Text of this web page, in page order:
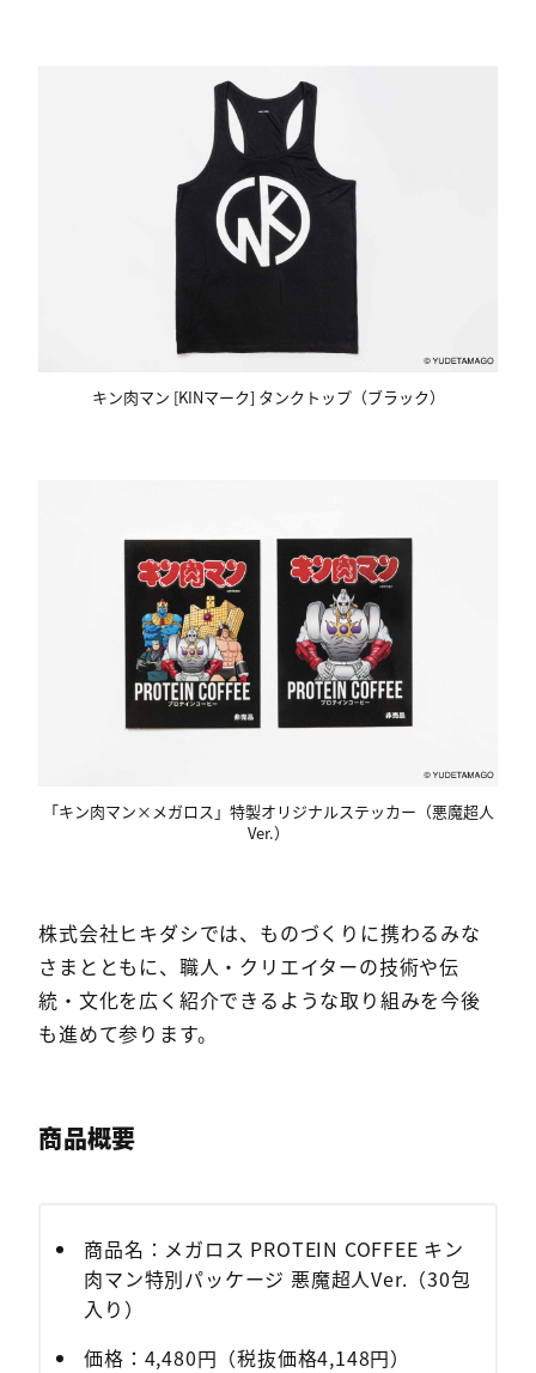
キン肉マン [KINマーク] タンクトップ（ブラック）
「キン肉マン×メガロス」特製オリジナルステッカー（悪魔超人
Ver.）
株式会社ヒキダシでは、ものづくりに携わるみな
さまとともに、職人・クリエイターの技術や伝
統・文化を広く紹介できるような取り組みを今後
も進めて参ります。
商品概要
商品名：メガロス PROTEIN COFFEE キン
肉マン特別パッケージ 悪魔超人Ver.（30包
入り）
価格：4,480円（税抜価格4,148円）